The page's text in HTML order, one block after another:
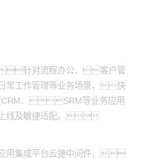
针对流程办公、客户管
工作管理等业务场景，快
、SRM等业务应用
线及敏捷适配。
用集成平台云捷中间件，